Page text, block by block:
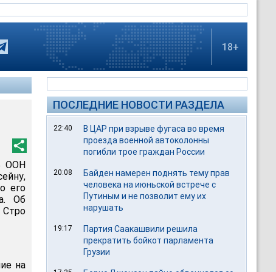
18+
ООН
его
Об
Стро
на
ПОСЛЕДНИЕ НОВОСТИ РАЗДЕЛА
22:40
В ЦАР при взрыве фугаса во время
проезда военной автоколонны
погибли трое граждан России
20:08
Байден намерен поднять тему прав
человека на июньской встрече с
Путиным и не позволит ему их
нарушать
19:17
Партия Саакашвили решила
прекратить бойкот парламента
Грузии